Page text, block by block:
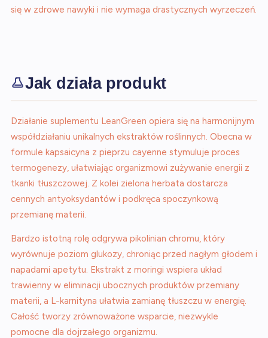
się w zdrowe nawyki i nie wymaga drastycznych wyrzeczeń.
Jak działa produkt
Działanie suplementu LeanGreen opiera się na harmonijnym
współdziałaniu unikalnych ekstraktów roślinnych. Obecna w
formule kapsaicyna z pieprzu cayenne stymuluje proces
termogenezy, ułatwiając organizmowi zużywanie energii z
tkanki tłuszczowej. Z kolei zielona herbata dostarcza
cennych antyoksydantów i podkręca spoczynkową
przemianę materii.
Bardzo istotną rolę odgrywa pikolinian chromu, który
wyrównuje poziom glukozy, chroniąc przed nagłym głodem i
napadami apetytu. Ekstrakt z moringi wspiera układ
trawienny w eliminacji ubocznych produktów przemiany
materii, a L-karnityna ułatwia zamianę tłuszczu w energię.
Całość tworzy zrównoważone wsparcie, niezwykle
pomocne dla dojrzałego organizmu.